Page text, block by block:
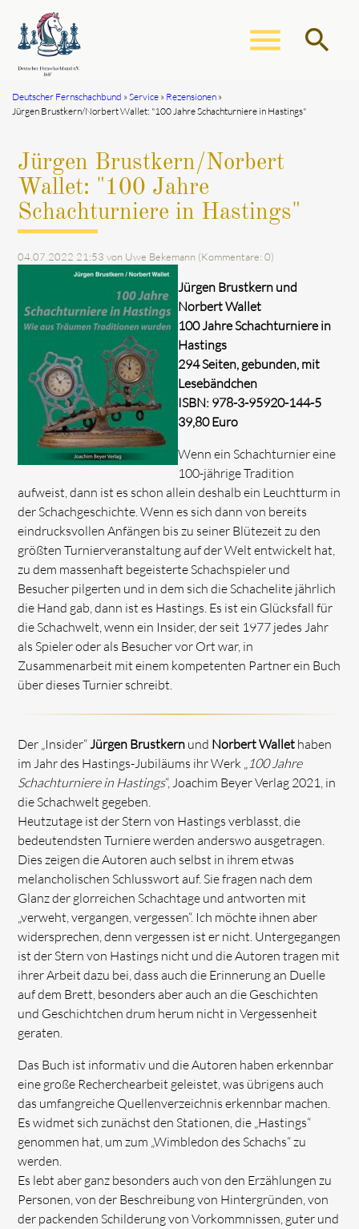
menu search
Suchbegriffe
Deutscher Fernschachbund Service
Rezensionen
Jürgen Brustkern/Norbert Wallet: "100 Jahre Schachturniere in Hastings"
Jürgen Brustkern/Norbert
Wallet: "100 Jahre
Schachturniere in Hastings"
04.07.2022 21:53 von Uwe Bekemann (Kommentare: 0)
Jürgen Brustkern und
Norbert Wallet
100 Jahre Schachturniere in
Hastings
294 Seiten, gebunden, mit
Lesebändchen
ISBN: 978-3-95920-144-5
39,80 Euro
Wenn ein Schachturnier eine
100-jährige Tradition
aufweist, dann ist es schon allein deshalb ein Leuchtturm in
der Schachgeschichte. Wenn es sich dann von bereits
eindrucksvollen Anfängen bis zu seiner Blütezeit zu den
größten Turnierveranstaltung auf der Welt entwickelt hat,
zu dem massenhaft begeisterte Schachspieler und
Besucher pilgerten und in dem sich die Schachelite jährlich
die Hand gab, dann ist es Hastings. Es ist ein Glücksfall für
die Schachwelt, wenn ein Insider, der seit 1977 jedes Jahr
als Spieler oder als Besucher vor Ort war, in
Zusammenarbeit mit einem kompetenten Partner ein Buch
über dieses Turnier schreibt.
Der „Insider“Jürgen Brustkern und Norbert Wallet haben
im Jahr des Hastings-Jubiläums ihr Werk „100 Jahre
Schachturniere in Hastings“, Joachim Beyer Verlag 2021, in
die Schachwelt gegeben.
Heutzutage ist der Stern von Hastings verblasst, die
bedeutendsten Turniere werden anderswo ausgetragen.
Dies zeigen die Autoren auch selbst in ihrem etwas
melancholischen Schlusswort auf. Sie fragen nach dem
Glanz der glorreichen Schachtage und antworten mit
„verweht, vergangen, vergessen“. Ich möchte ihnen aber
widersprechen, denn vergessen ist er nicht. Untergegangen
ist der Stern von Hastings nicht und die Autoren tragen mit
ihrer Arbeit dazu bei, dass auch die Erinnerung an Duelle
auf dem Brett, besonders aber auch an die Geschichten
und Geschichtchen drum herum nicht in Vergessenheit
geraten.
Das Buch ist informativ und die Autoren haben erkennbar
eine große Recherchearbeit geleistet, was übrigens auch
das umfangreiche Quellenverzeichnis erkennbar machen.
Es widmet sich zunächst den Stationen, die „Hastings“
genommen hat, um zum „Wimbledon des Schachs“ zu
werden.
Es lebt aber ganz besonders auch von den Erzählungen zu
Personen, von der Beschreibung von Hintergründen, von
der packenden Schilderung von Vorkommnissen, guter und